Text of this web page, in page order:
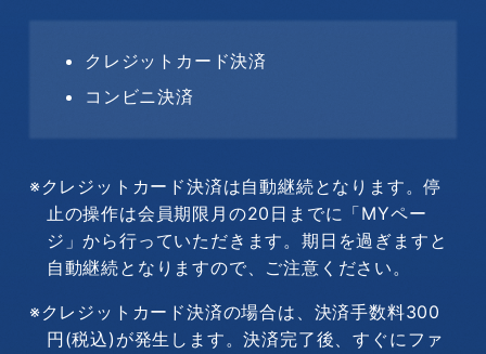
クレジットカード決済
コンビニ決済
※クレジットカード決済は自動継続となります。停
止の操作は会員期限月の20日までに「MYペー
ジ」から行っていただきます。期日を過ぎますと
自動継続となりますので、ご注意ください。
※クレジットカード決済の場合は、決済手数料300
円(税込)が発生します。決済完了後、すぐにファ